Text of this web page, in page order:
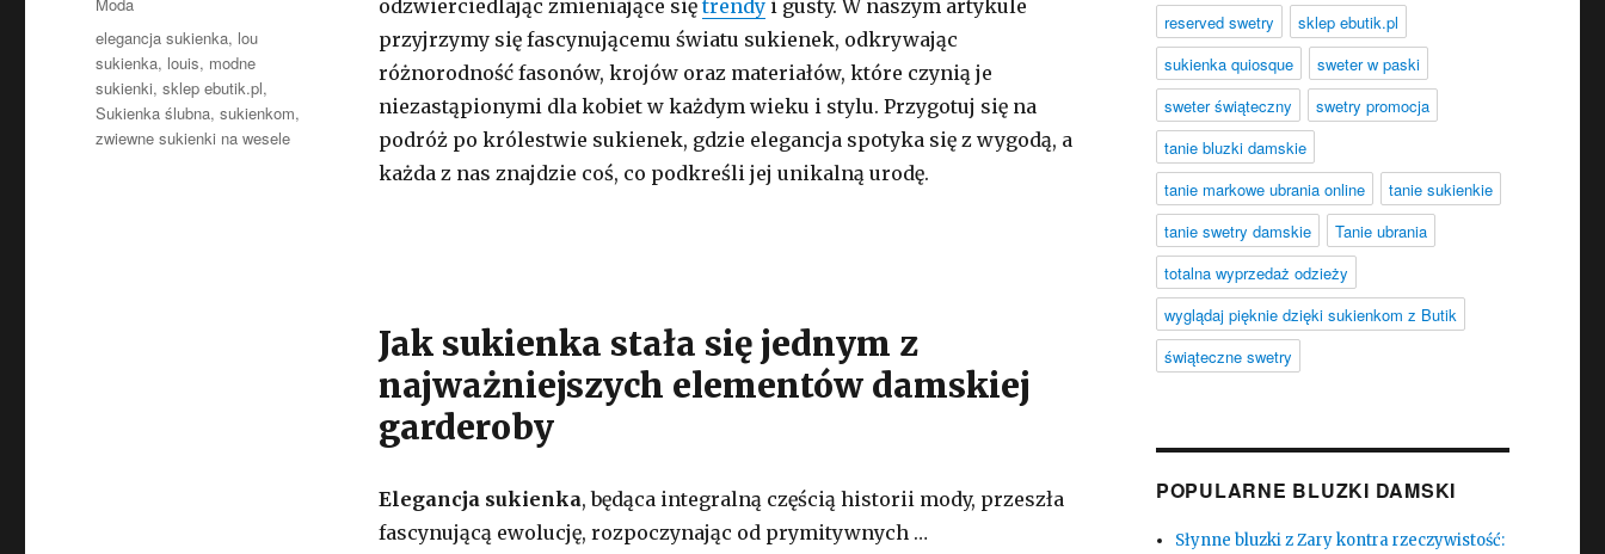
odzwierciedlając zmieniające siętrendyi gusty. W naszym artykule
przyjrzymy się fascynującemu światu sukienek, odkrywając
różnorodność fasonów, krojów oraz materiałów, które czynią je
niezastąpionymi dla kobiet w każdym wieku i stylu. Przygotuj się na
podróż po królestwie sukienek, gdzie elegancja spotyka się z wygodą, a
każda z nas znajdzie coś, co podkreśli jej unikalną urodę.
Jak sukienka stała się jednym z
najważniejszych elementów damskiej
garderoby
Elegancja sukienka, będąca integralną częścią historii mody, przeszła
fascynującą ewolucję, rozpoczynając od prymitywnych …
Tagi
elegancja sukienka, lou
sukienka, louis, modne
sukienki,sklep ebutik.pl,
Sukienka ślubna,sukienkom,
zwiewne sukienki na wesele
reserved swetry
sklep ebutik.pl
sukienka quiosque
sweter w paski
sweter świąteczny
swetry promocja
tanie bluzki damskie
tanie markowe ubrania online
tanie sukienkie
tanie swetry damskie
Tanie ubrania
totalna wyprzedaż odzieży
wyglądaj pięknie dzięki sukienkom z Butik
świąteczne swetry
POPULARNE BLUZKI DAMSKI
Słynne bluzki z Zary kontra rzeczywistość: